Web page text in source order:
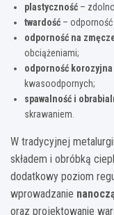
plastyczność –
twardość –
odporność na
obciążeniami;
odporność korozyjna
kwasoodpornych;
spawalność i
skrawaniem.
W tradycyjnej
składem i obróbką
dodatkowy poziom
wprowadzanie
oraz projektowanie